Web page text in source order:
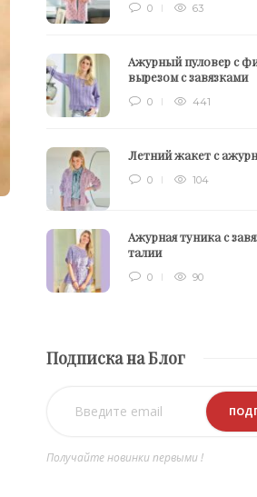
0 63
Ажурный пуловер с
вырезом с завязками
0 441
Летний жакет с
0 104
Ажурная туника с
талии
0 90
Подписка на Блог
Получайте новинки первыми !